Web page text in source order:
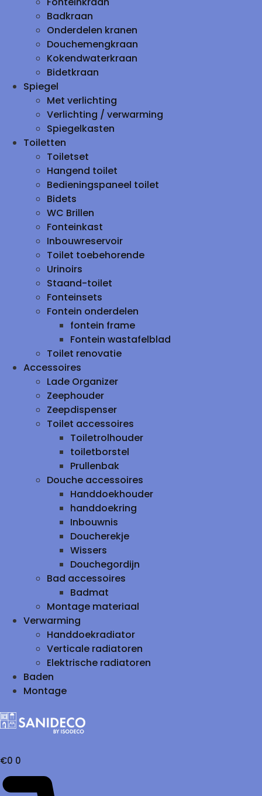
Badkraan
Onderdelen kranen
Douchemengkraan
Kokendwaterkraan
Bidetkraan
Spiegel
Met verlichting
Verlichting / verwarming
Spiegelkasten
Toiletten
Toiletset
Hangend toilet
Bedieningspaneel toilet
Bidets
WC Brillen
Fonteinkast
Inbouwreservoir
Toilet toebehorende
Urinoirs
Staand-toilet
Fonteinsets
Fontein onderdelen
fontein frame
Fontein wastafelblad
Toilet renovatie
Accessoires
Lade Organizer
Zeephouder
Zeepdispenser
Toilet accessoires
Toiletrolhouder
toiletborstel
Prullenbak
Douche accessoires
Handdoekhouder
handdoekring
Inbouwnis
Doucherekje
Wissers
Douchegordijn
Bad accessoires
Badmat
Montage materiaal
Verwarming
Handdoekradiator
Verticale radiatoren
Elektrische radiatoren
Baden
Montage
€0 0